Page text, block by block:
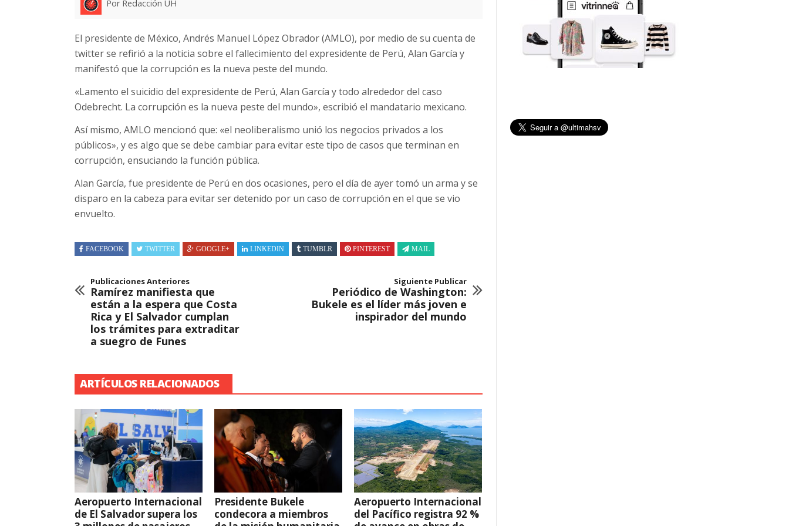
Por Redacción UH
El presidente de México, Andrés Manuel López Obrador (AMLO), por medio de su cuenta de
twitter se refirió a la noticia sobre el fallecimiento del expresidente de Perú, Alan García y
manifestó que la corrupción es la nueva peste del mundo.
«Lamento el suicidio del expresidente de Perú, Alan García y todo alrededor del caso
Odebrecht. La corrupción es la nueva peste del mundo», escribió el mandatario mexicano.
Así mismo, AMLO mencionó que: «el neoliberalismo unió los negocios privados a los
públicos», y es algo que se debe cambiar para evitar este tipo de casos que terminan en
corrupción, ensuciando la función pública.
Alan García, fue presidente de Perú en dos ocasiones, pero el día de ayer tomó un arma y se
disparo en la cabeza para evitar ser detenido por un caso de corrupción en el que se vio
envuelto.
FACEBOOK TWITTER GOOGLE+ LINKEDIN TUMBLR PINTEREST MAIL
Publicaciones Anteriores
Ramírez manifiesta que
están a la espera que Costa
Rica y El Salvador cumplan
los trámites para extraditar
a suegro de Funes
Siguiente Publicar
Periódico de Washington:
Bukele es el líder más joven e
inspirador del mundo
ARTÍCULOS RELACIONADOS
Aeropuerto Internacional
de El Salvador supera los
Presidente Bukele
condecora a miembros
Aeropuerto Internacional
del Pacífico registra 92 %